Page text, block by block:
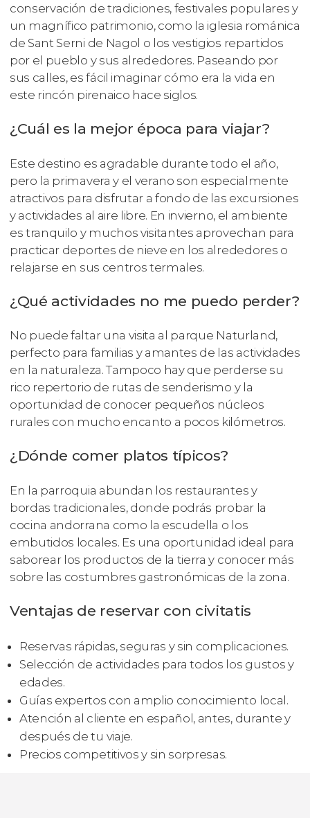
conservación de tradiciones, festivales populares y
un magnífico patrimonio, como la iglesia románica
de Sant Serni de Nagol o los vestigios repartidos
por el pueblo y sus alrededores. Paseando por
sus calles, es fácil imaginar cómo era la vida en
este rincón pirenaico hace siglos.
¿Cuál es la mejor época para viajar?
Este destino es agradable durante todo el año,
pero la primavera y el verano son especialmente
atractivos para disfrutar a fondo de las excursiones
y actividades al aire libre. En invierno, el ambiente
es tranquilo y muchos visitantes aprovechan para
practicar deportes de nieve en los alrededores o
relajarse en sus centros termales.
¿Qué actividades no me puedo perder?
No puede faltar una visita al parque Naturland,
perfecto para familias y amantes de las actividades
en la naturaleza. Tampoco hay que perderse su
rico repertorio de rutas de senderismo y la
oportunidad de conocer pequeños núcleos
rurales con mucho encanto a pocos kilómetros.
¿Dónde comer platos típicos?
En la parroquia abundan los restaurantes y
bordas tradicionales, donde podrás probar la
cocina andorrana como la escudella o los
embutidos locales. Es una oportunidad ideal para
saborear los productos de la tierra y conocer más
sobre las costumbres gastronómicas de la zona.
Ventajas de reservar con civitatis
Reservas rápidas, seguras y sin complicaciones.
Selección de actividades para todos los gustos y
edades.
Guías expertos con amplio conocimiento local.
Atención al cliente en español, antes, durante y
después de tu viaje.
Precios competitivos y sin sorpresas.